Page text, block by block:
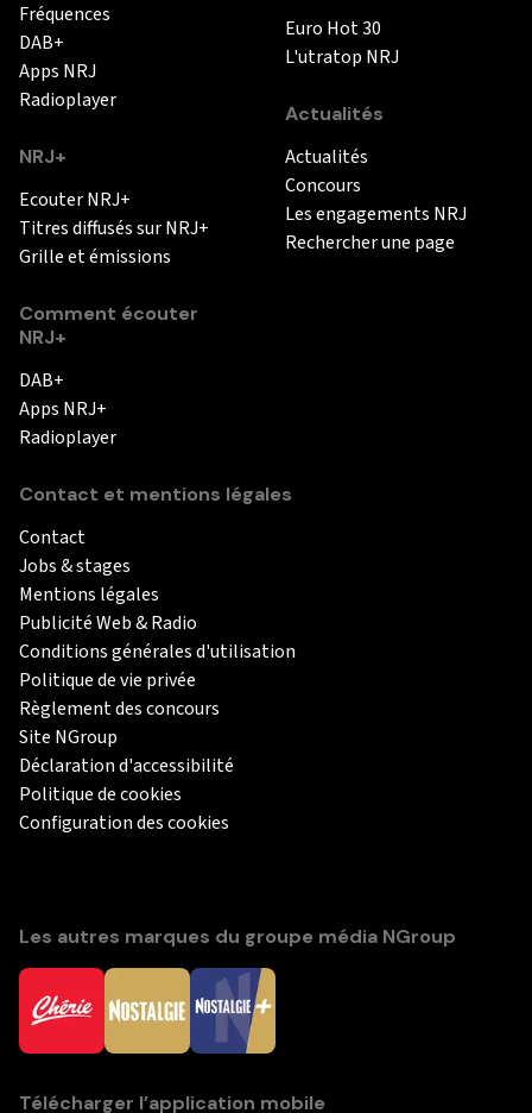
Fréquences
DAB+
Apps NRJ
Radioplayer
NRJ+
Ecouter NRJ+
Titres diffusés sur NRJ+
Grille et émissions
Comment écouter
NRJ+
DAB+
Apps NRJ+
Radioplayer
Euro Hot 30
L'utratop NRJ
Actualités
Actualités
Concours
Les engagements NRJ
Rechercher une page
Contact et mentions légales
Contact
Jobs & stages
Mentions légales
Publicité Web & Radio
Conditions générales d'utilisation
Politique de vie privée
Règlement des concours
Site NGroup
Déclaration d'accessibilité
Politique de cookies
Configuration des cookies
Les autres marques du groupe média NGroup
Télécharger l’application mobile